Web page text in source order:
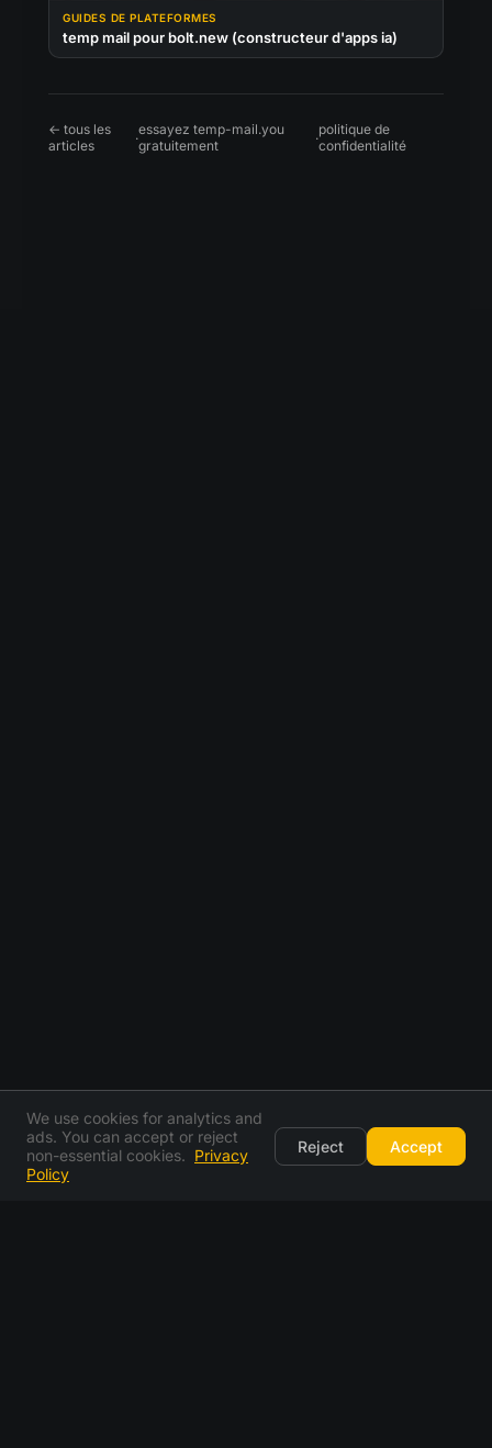
GUIDES DE PLATEFORMES
temp mail pour bolt.new (constructeur d'apps ia)
← tous les
articles
·essayez temp-mail.you
gratuitement
·politique de
confidentialité
We use cookies for analytics and
ads. You can accept or reject
non-essential cookies. Privacy
Policy
Reject Accept